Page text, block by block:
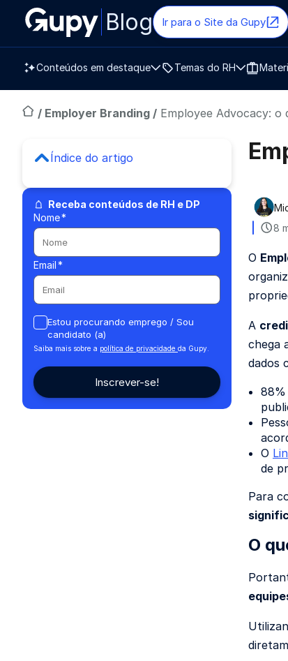
Blog Ir para o Site da Gupy
Conteúdos em destaque Temas do RH
/ Employer Branding / Employee Advocacy: o
Índice do artigo
Receba conteúdos de RH e DP
Nome*
Email*
Estou procurando emprego / Sou
candidato (a)
Saiba mais sobre a política de privacidade da Gupy.
8
O
A
chega
dados
88%
O
de
Para
O